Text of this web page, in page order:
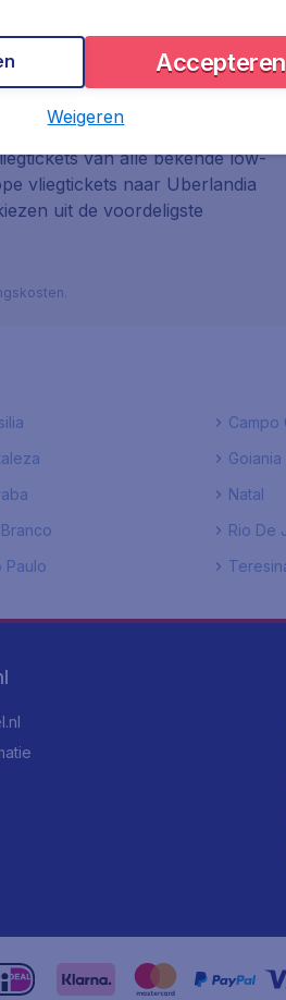
als
van alle bekende low-
vliegtickets naar Uberlandia
uit de voordeligste
Campo
Goiania
Natal
Rio De
Paulo
Accepteren
Weigeren